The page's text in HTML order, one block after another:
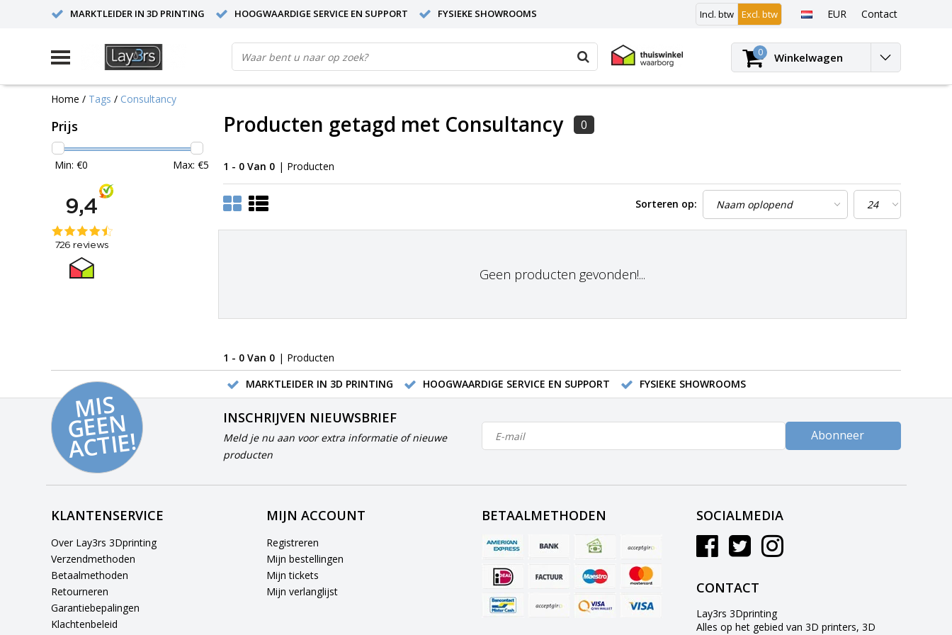
MARKTLEIDER IN 3D PRINTING HOOGWAARDIGE SERVICE EN SUPPORT FYSIEKE SHOWROOMS Incl. btw Excl. btw EUR Contact
Inloggen
0 Winkelwagen
Home / Tags / Consultancy
Prijs
Min: €0 Max: €5
Producten getagd met Consultancy 0
1 - 0 Van 0 | Producten
Sorteren op:
Geen producten gevonden!...
1 - 0 Van 0 | Producten
MARKTLEIDER IN 3D PRINTING
HOOGWAARDIGE SERVICE EN SUPPORT FYSIEKE SHOWROOMS
MI
S
G
E
E
N
A
C
TI
E!
INSCHRIJVEN NIEUWSBRIEF
Meld je nu aan voor extra informatie of nieuwe
producten
Abonneer
KLANTENSERVICE
Over Lay3rs 3Dprinting
Verzendmethoden
Betaalmethoden
Retourneren
Garantiebepalingen
Klachtenbeleid
MIJN ACCOUNT
Registreren
Mijn bestellingen
Mijn tickets
Mijn verlanglijst
BETAALMETHODEN SOCIALMEDIA
CONTACT
Lay3rs 3Dprinting
Alles op het gebied van 3D printers, 3D